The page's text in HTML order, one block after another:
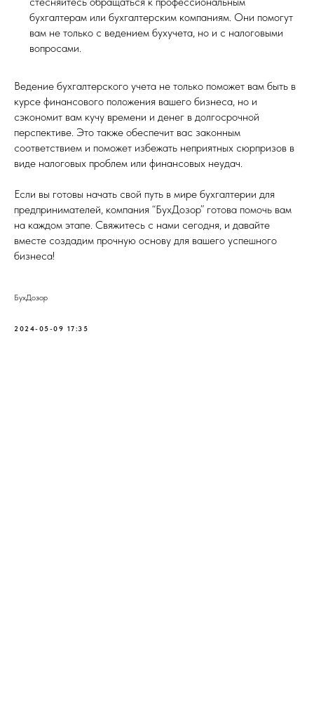
бухгалтерам или бухгалтерским компаниям. Они помогут
вам не только с ведением бухучета, но и с налоговыми
вопросами.
Ведение бухгалтерского учета не только поможет вам быть в
курсе финансового положения вашего бизнеса, но и
сэкономит вам кучу времени и денег в долгосрочной
перспективе. Это также обеспечит вас законным
соответствием и поможет избежать неприятных сюрпризов в
виде налоговых проблем или финансовых неудач.
Если вы готовы начать свой путь в мире бухгалтерии для
предпринимателей, компания “БухДозор” готова помочь вам
на каждом этапе. Свяжитесь с нами сегодня, и давайте
вместе создадим прочную основу для вашего успешного
бизнеса!
БухДозор
2024-05-09 17:35